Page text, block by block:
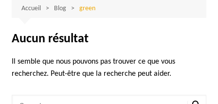
Accueil Blog green
Aucun résultat
Il semble que nous pouvons pas trouver ce que vous
recherchez. Peut-être que la recherche peut aider.